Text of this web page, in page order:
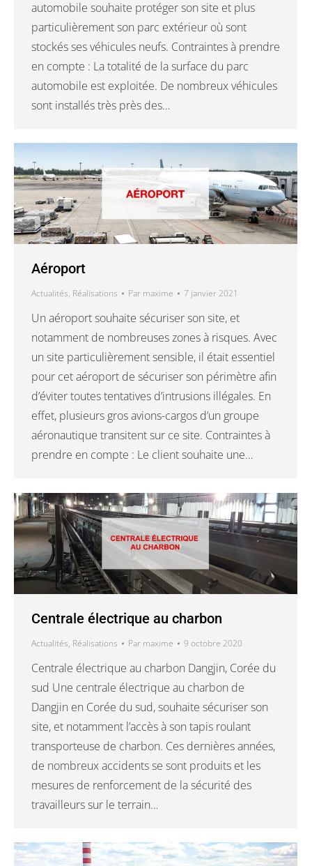
automobile souhaite protéger son site et plus
particulièrement son parc extérieur où sont
stockés ses véhicules neufs. Contraintes à prendre
en compte : La totalité de la surface du parc
automobile est exploitée. De nombreux véhicules
sont installés très près des…
Aéroport
Actualités, Réalisations Par maxime 7 janvier 2021
Un aéroport souhaite sécuriser son site, et
notamment de nombreuses zones à risques. Avec
un site particulièrement sensible, il était essentiel
pour cet aéroport de sécuriser son périmètre afin
d’éviter toutes tentatives d’intrusions illégales. En
effet, plusieurs gros avions-cargos d’un groupe
aéronautique transitent sur ce site. Contraintes à
prendre en compte : Le client souhaite une…
Centrale électrique au charbon
Actualités, Réalisations Par maxime 9 octobre 2020
Centrale électrique au charbon Dangjin, Corée du
sud Une centrale électrique au charbon de
Dangjin en Corée du sud, souhaite sécuriser son
site, et notamment l’accès à son tapis roulant
transporteuse de charbon. Ces dernières années,
de nombreux accidents se sont produits et les
mesures de renforcement de la sécurité des
travailleurs sur le terrain…